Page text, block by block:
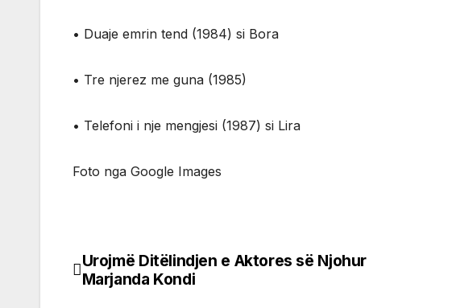
• Duaje emrin tend (1984) si Bora
• Tre njerez me guna (1985)
• Telefoni i nje mengjesi (1987) si Lira
Foto nga Google Images
Post
Urojmë Ditëlindjen e Aktores së Njohur
Marjanda Kondi